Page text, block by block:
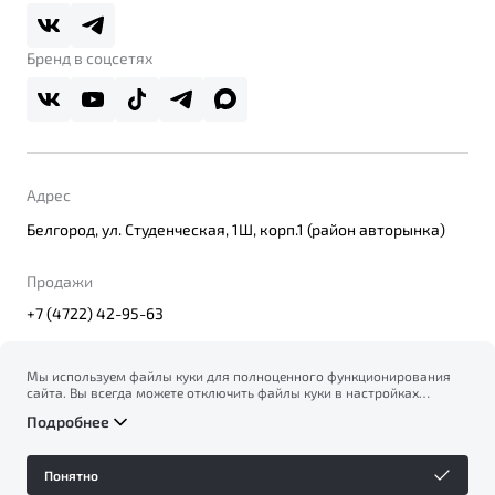
Belgee Плюс
Реферальная программа
Правовая информация
Бренд в соцсетях
Адрес
Белгород, ул. Студенческая, 1Ш, корп.1 (район авторынка)
Продажи
+7 (4722) 42-95-63
© 2026
Политика конфиденциальности персональных данных
Мы используем файлы куки для полноценного функционирования
сайта. Вы всегда можете отключить файлы куки в настройках
на сбор и использование файлов куки, и подтверждаете
возможной блокировке файлов куки вПолитике
конфиденциальности
Подробнее
Понятно